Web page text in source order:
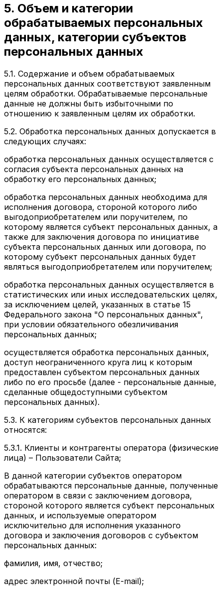
5. Объем и категории
обрабатываемых персональных
данных, категории субъектов
персональных данных
5.1. Содержание и объем обрабатываемых
персональных данных соответствуют заявленным
целям обработки. Обрабатываемые персональные
данные не должны быть избыточными по
отношению к заявленным целям их обработки.
5.2. Обработка персональных данных допускается в
следующих случаях:
обработка персональных данных осуществляется с
согласия субъекта персональных данных на
обработку его персональных данных;
обработка персональных данных необходима для
исполнения договора, стороной которого либо
выгодоприобретателем или поручителем, по
которому является субъект персональных данных, а
также для заключения договора по инициативе
субъекта персональных данных или договора, по
которому субъект персональных данных будет
являться выгодоприобретателем или поручителем;
обработка персональных данных осуществляется в
статистических или иных исследовательских целях,
за исключением целей, указанных в статье 15
Федерального закона "О персональных данных",
при условии обязательного обезличивания
персональных данных;
осуществляется обработка персональных данных,
доступ неограниченного круга лиц к которым
предоставлен субъектом персональных данных
либо по его просьбе (далее - персональные данные,
сделанные общедоступными субъектом
персональных данных).
5.3. К категориям субъектов персональных данных
относятся:
5.3.1. Клиенты и контрагенты оператора (физические
лица) – Пользователи Сайта;
В данной категории субъектов оператором
обрабатываются персональные данные, полученные
оператором в связи с заключением договора,
стороной которого является субъект персональных
данных, и используемые оператором
исключительно для исполнения указанного
договора и заключения договоров с субъектом
персональных данных:
фамилия, имя, отчество;
адрес электронной почты (E-mail);